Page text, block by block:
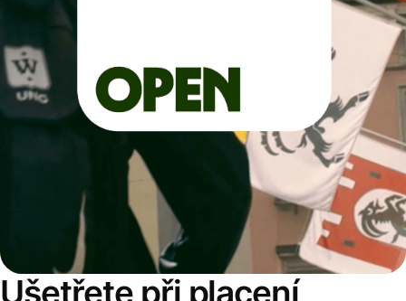
Ušetřete při placení,